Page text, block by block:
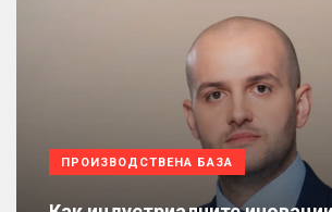
ПРОИЗВОДСТВЕНА БАЗА